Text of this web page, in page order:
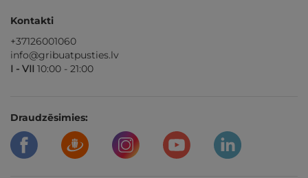
Kontakti
+37126001060
info@gribuatpusties.lv
I - VII 10:00 - 21:00
Draudzēsimies: